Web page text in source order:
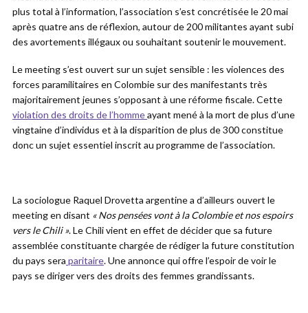
plus total à l’information, l’association s’est concrétisée le 20 mai
après quatre ans de réflexion, autour de 200 militantes ayant subi
des avortements illégaux ou souhaitant soutenir le mouvement.
Le meeting s’est ouvert sur un sujet sensible : les violences des
forces paramilitaires en Colombie sur des manifestants très
majoritairement jeunes s’opposant à une réforme fiscale. Cette
violation des droits de l’hommeayant mené à la mort de plus d’une
vingtaine d’individus et à la disparition de plus de 300 constitue
donc un sujet essentiel inscrit au programme de l’association.
La sociologue Raquel Drovetta argentine a d’ailleurs ouvert le
meeting en disant « Nos pensées vont à la Colombie et nos espoirs
vers le Chili ». Le Chili vient en effet de décider que sa future
assemblée constituante chargée de rédiger la future constitution
du pays sera paritaire. Une annonce qui offre l’espoir de voir le
pays se diriger vers des droits des femmes grandissants.